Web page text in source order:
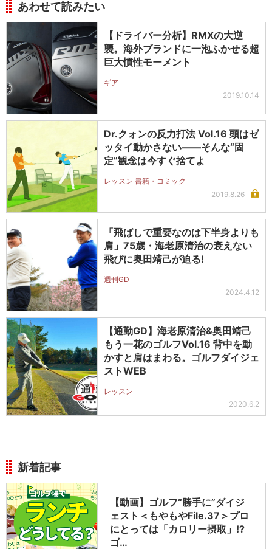
あわせて読みたい
【ドライバー分析】RMXの大逆
襲。海外ブランドに一泡ふかせる超
巨大慣性モーメント
ギア
2019.10.14
Dr.クォンの反力打法 Vol.16 頭はゼ
ッタイ動かさない――そんな“固
定”観念は今すぐ捨てよ
レッスン 書籍・コミック
2019.8.26
「飛ばしで重要なのは下半身よりも
肩」75歳・海老原清治の衰えない
飛びに奥田靖己が迫る!
週刊GD
2024.4.12
【通勤GD】海老原清治&奥田靖己
もう一花のゴルフVol.16 背中を動
かすと肩はまわる。ゴルフダイジェ
ストWEB
レッスン
2020.6.2
新着記事
【動画】ゴルフ“勝手に”ダイジ
ェスト＜もやもやFile.37＞プロ
にとっては「カロリー摂取」!?
ゴ…